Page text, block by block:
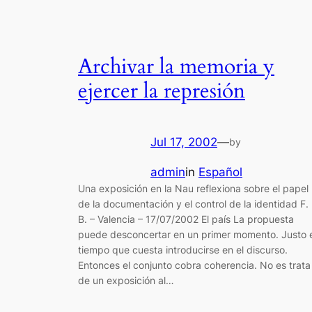
Archivar la memoria y
ejercer la represión
Jul 17, 2002—by
adminin Español
Una exposición en la Nau reflexiona sobre el papel
de la documentación y el control de la identidad F.
B. – Valencia – 17/07/2002 El país La propuesta
puede desconcertar en un primer momento. Justo
tiempo que cuesta introducirse en el discurso.
Entonces el conjunto cobra coherencia. No es trata
de un exposición al…